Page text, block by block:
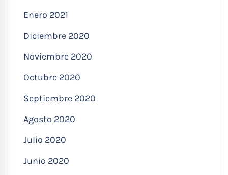
Enero 2021
Diciembre 2020
Noviembre 2020
Octubre 2020
Septiembre 2020
Agosto 2020
Julio 2020
Junio 2020